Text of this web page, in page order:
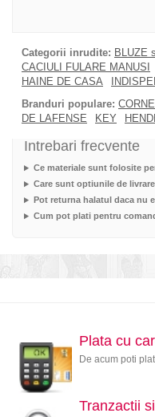
Categorii inrudite: BLUZE
CACIULI FULARE MANUSI
HAINE DE CASA
Branduri populare:
DE LAFENSE
KEY
Intrebari frecvente
Ce materiale sunt folosite
Care sunt optiunile de
Pot returna halatul daca nu
Cum pot plati pentru
Plata cu
De acum poti
Tranzactii